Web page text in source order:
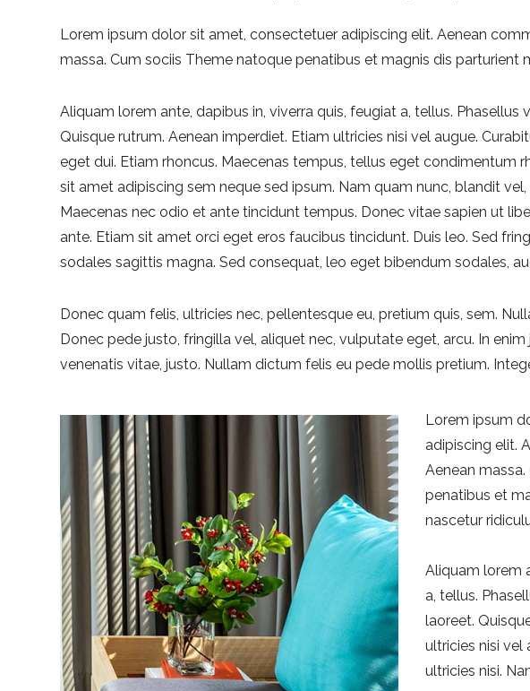
Lorem ipsum dolor sit amet, consectetuer adipiscing elit. Aenean
massa. Cum sociis Theme natoque penatibus et magnis dis parturient
Aliquam lorem ante, dapibus in, viverra quis, feugiat a, tellus. Phasellus
Quisque rutrum. Aenean imperdiet. Etiam ultricies nisi vel augue.
eget dui. Etiam rhoncus. Maecenas tempus, tellus eget condimentum
sit amet adipiscing sem neque sed ipsum. Nam quam nunc, blandit
Maecenas nec odio et ante tincidunt tempus. Donec vitae sapien ut
ante. Etiam sit amet orci eget eros faucibus tincidunt. Duis leo. Sed
sodales sagittis magna. Sed consequat, leo eget bibendum sodales,
Donec quam felis, ultricies nec, pellentesque eu, pretium quis, sem.
Donec pede justo, fringilla vel, aliquet nec, vulputate eget, arcu. In
venenatis vitae, justo. Nullam dictum felis eu pede mollis pretium.
Lorem ipsum
adipiscing elit.
Aenean
penatibus et
nascetur
Aliquam lorem
a, tellus.
laoreet.
ultricies nisi vel
ultricies nisi.